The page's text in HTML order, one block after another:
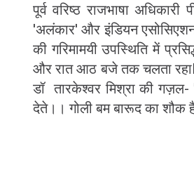
पूर्व वरिष्ठ राजभाषा
'अलंकार' और इंडियन
की गरिमामयी उपस्थिति में
और रात आठ बजे तक चलता रहाI
डॉ तारकेश्वर मिश्रा की गज़ल-
देते।। गोली बम बारूद का शौक